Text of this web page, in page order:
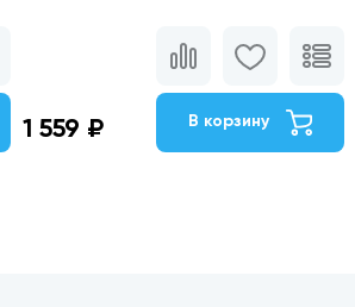
1 559 ₽ В корзину